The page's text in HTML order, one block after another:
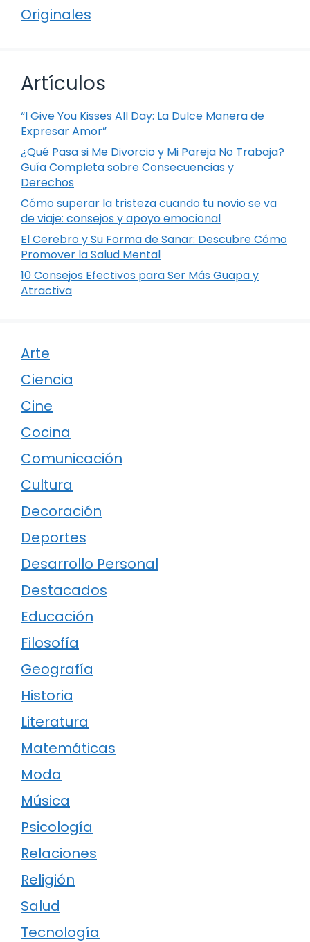
Originales
Artículos
“I Give You Kisses All Day: La Dulce Manera de
Expresar Amor”
¿Qué Pasa si Me Divorcio y Mi Pareja No Trabaja?
Guía Completa sobre Consecuencias y
Derechos
Cómo superar la tristeza cuando tu novio se va
de viaje: consejos y apoyo emocional
El Cerebro y Su Forma de Sanar: Descubre Cómo
Promover la Salud Mental
10 Consejos Efectivos para Ser Más Guapa y
Atractiva
Arte
Ciencia
Cine
Cocina
Comunicación
Cultura
Decoración
Deportes
Desarrollo Personal
Destacados
Educación
Filosofía
Geografía
Historia
Literatura
Matemáticas
Moda
Música
Psicología
Relaciones
Religión
Salud
Tecnología